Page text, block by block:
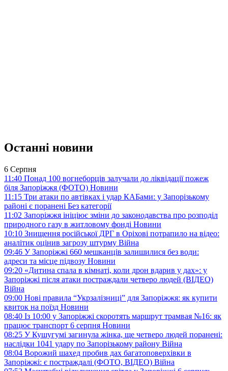
Останні новини
6 Серпня
11:40 Понад 100 вогнеборців залучали до ліквідації пожеж
біля Запоріжжя (ФОТО) Новини
11:15 Три атаки по автівках і удар КАБами: у Запорізькому
районі є поранені Без категорії
11:02 Запоріжжя ініціює зміни до законодавства про розподіл
природного газу в житловому фонді Новини
10:10 Знищення російської ДРГ в Оріхові потрапило на відео:
аналітик оцінив загрозу штурму Війна
09:46 У Запоріжжі 660 мешканців залишилися без води:
адреси та місце підвозу Новини
09:20 «Дитина спала в кімнаті, коли дрон вдарив у дах»: у
Запоріжжі після атаки постраждали четверо людей (ВІДЕО)
Війна
09:00 Нові правила “Укрзалізниці” для Запоріжжя: як купити
квиток на поїзд Новини
08:40 Із 10:00 у Запоріжжі скоротять маршрут трамвая №16: як
працює транспорт 6 серпня Новини
08:25 У Кушугумі загинула жінка, ще четверо людей поранені:
наслідки 1041 удару по Запорізькому району Війна
08:04 Ворожий шахед пробив дах багатоповерхівки в
Запоріжжі: є постраждалі (ФОТО, ВІДЕО) Війна